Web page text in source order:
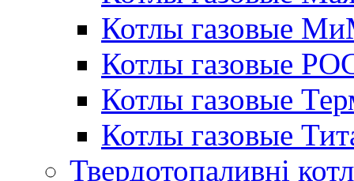
Котлы газовые
Котлы газовые
Котлы газовые
Котлы газовые
Твердотопаливні